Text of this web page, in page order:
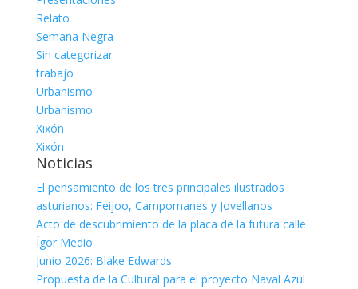
Relato
Semana Negra
Sin categorizar
trabajo
Urbanismo
Urbanismo
Xixón
Xixón
Noticias
El pensamiento de los tres principales ilustrados
asturianos: Feijoo, Campomanes y Jovellanos
Acto de descubrimiento de la placa de la futura calle
Ígor Medio
Junio 2026: Blake Edwards
Propuesta de la Cultural para el proyecto Naval Azul